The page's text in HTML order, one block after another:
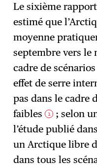
→ S'abonner
Le sixième
estimé que
moyenne
septembre vers le
cadre de
effet de serre
pas dans le cadre
faibles 1
; selon
l’étude publié
un Arctique libre
dans tous les